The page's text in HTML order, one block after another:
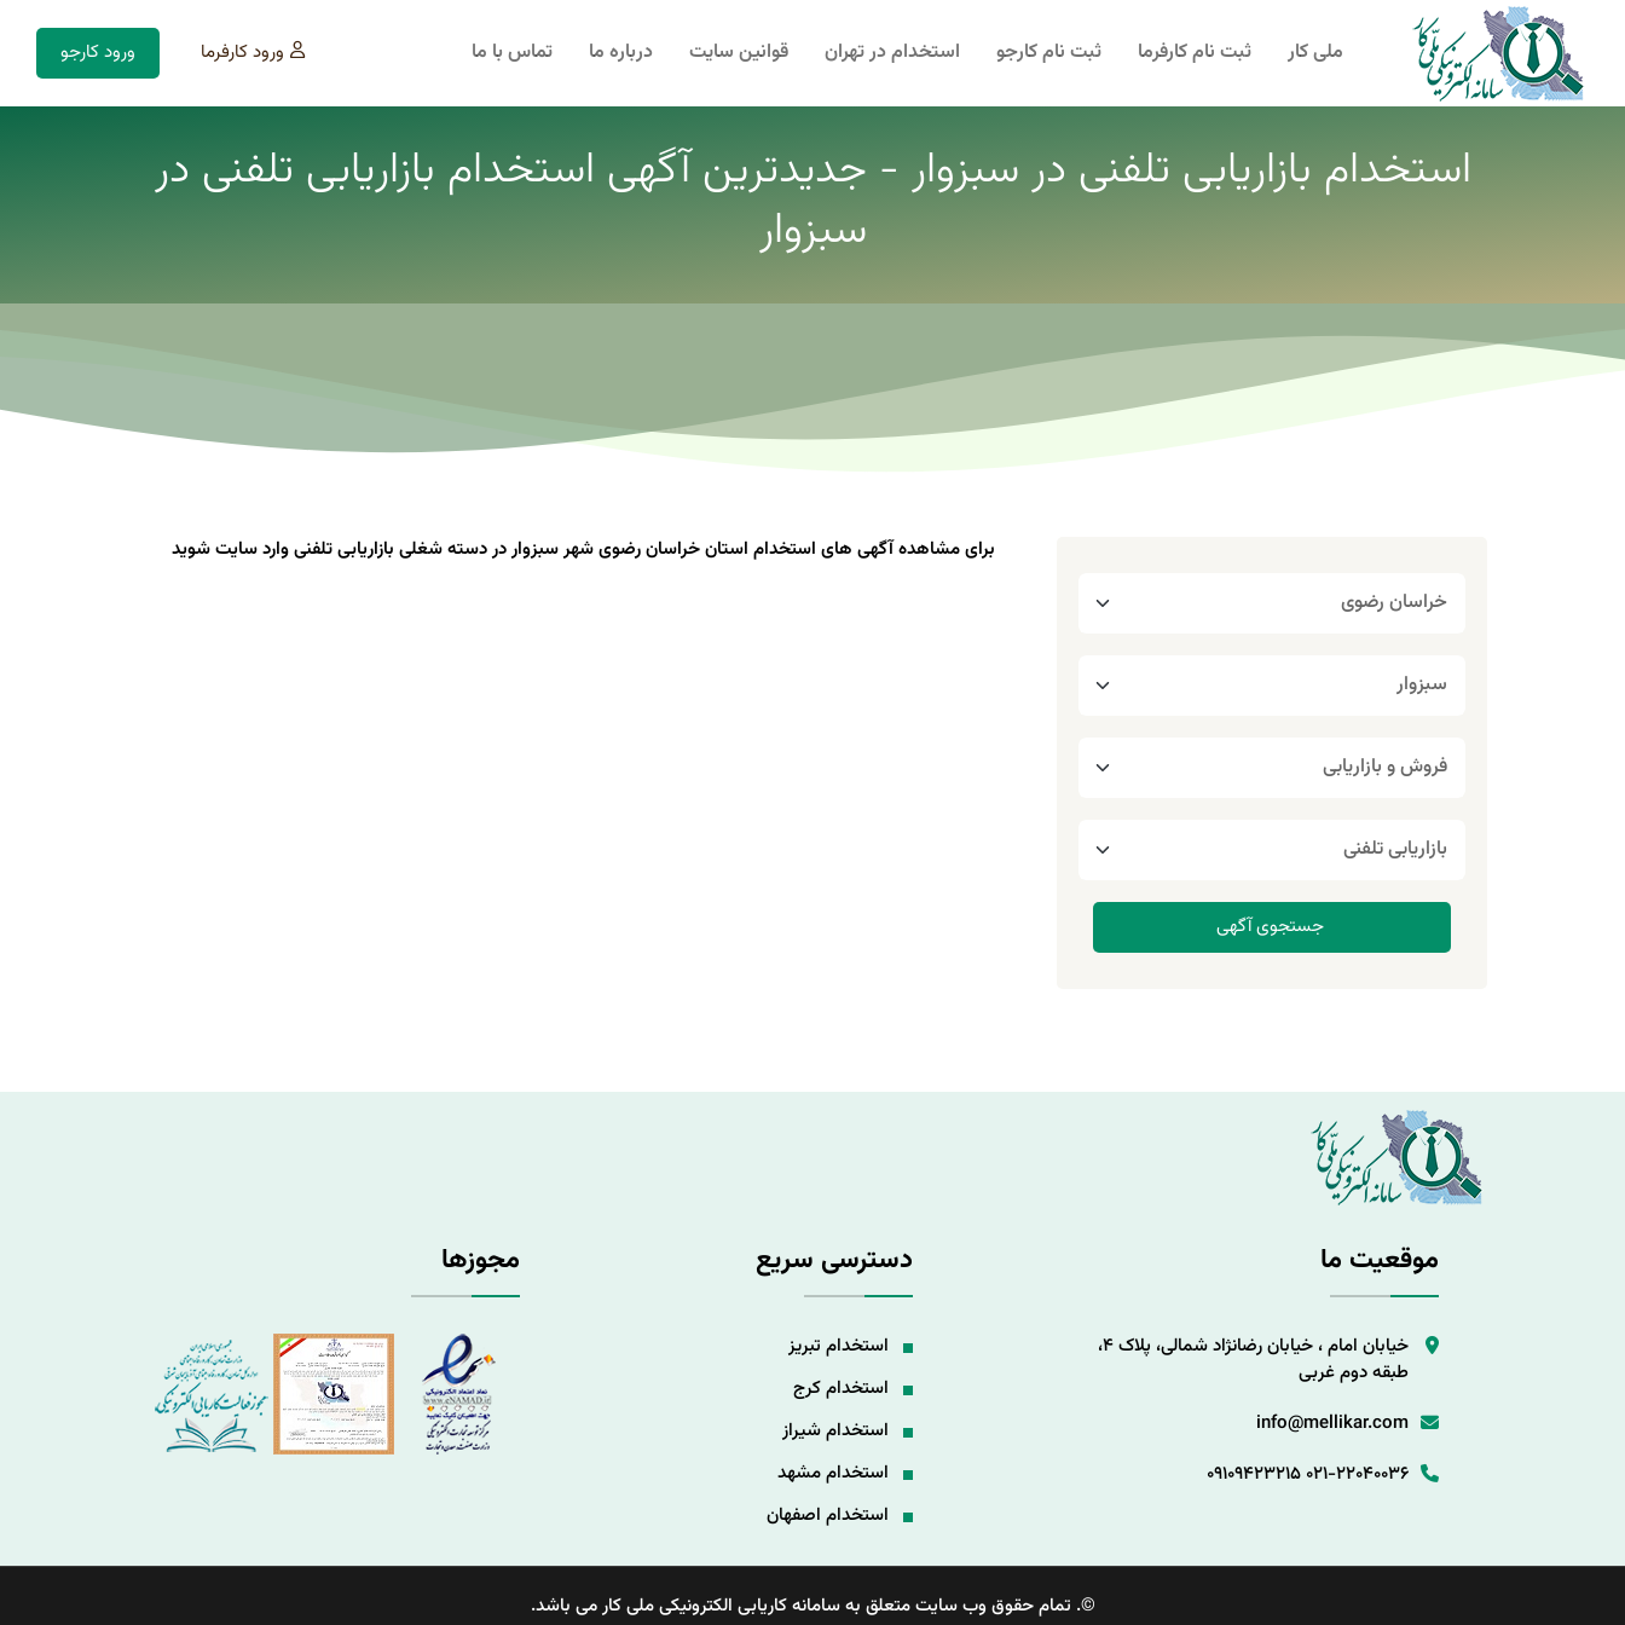
ملی کار ثبت نام کارفرما ثبت نام کارجو استخدام در تهران قوانین سایت درباره ما تماس با ما ورود کارفرما ورود کارجو
استخدام بازاریابی تلفنی در سبزوار - جدیدترین آگهی استخدام بازاریابی تلفنی در
سبزوار
برای مشاهده آگهی های استخدام استان خراسان رضوی شهر سبزوار در دسته شغلی بازاریابی تلفنی وارد سایت شوید
موقعیت ما
خیابان امام ، خیابان رضانژاد شمالی، پلاک 4،
طبقه دوم غربی
info@mellikar.com
021-22040036
09109423215
دسترسی سریع
استخدام تبریز
استخدام کرج
استخدام شیراز
استخدام مشهد
استخدام اصفهان
مجوزها
©. تمام حقوق وب سایت متعلق به سامانه کاریابی الکترونیکی ملی کار می باشد.